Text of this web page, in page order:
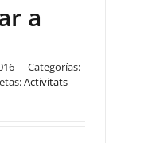
a
| Categorías:
Activitats